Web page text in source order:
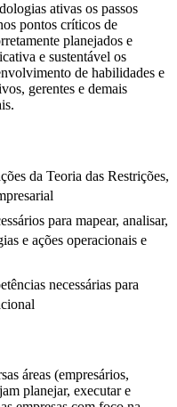
ativas os passos
pontos críticos de
planejados e
e sustentável os
de habilidades e
gerentes e demais
da Teoria das Restrições,
para mapear, analisar,
e ações operacionais e
necessárias para
áreas (empresários,
planejar, executar e